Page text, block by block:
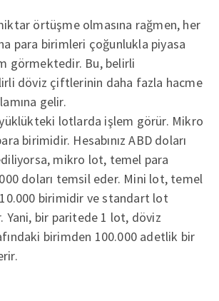
örtüşme olmasına rağmen, her
para birimleri çoğunlukla piyasa
görmektedir. Bu, belirli
döviz çiftlerinin daha fazla hacme
gelir.
lotlarda işlem görür. Mikro
birimidir. Hesabınız ABD doları
mikro lot, temel para
doları temsil eder. Mini lot, temel
birimidir ve standart lot
Yani, bir paritede 1 lot, döviz
birimden 100.000 adetlik bir